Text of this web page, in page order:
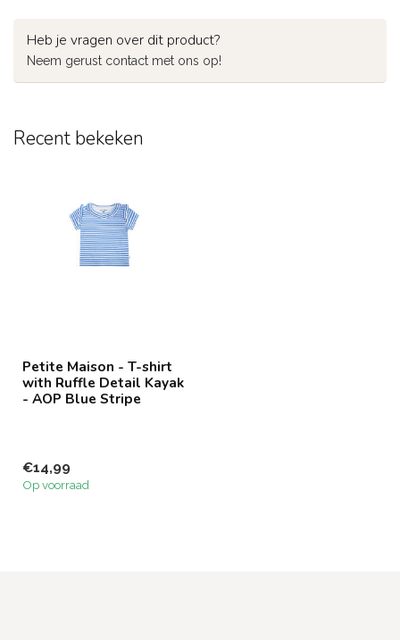
Heb je vragen over dit product?
Neem gerust contact met ons op!
Recent bekeken
Petite Maison - T-shirt
with Ruffle Detail Kayak
- AOP Blue Stripe
€14,99
Op voorraad